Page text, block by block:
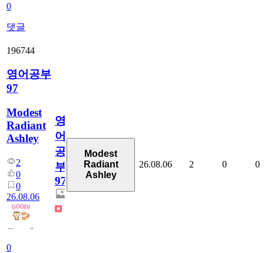
0
댓글
196744
영어공부
97
Modest
Radiant
Ashley
2
0
0
26.08.06
0
영
어
공
부
97
Modest
Radiant
Ashley
26.08.06 2 0 0